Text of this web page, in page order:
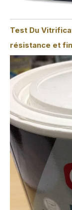
Test Du
résistance et